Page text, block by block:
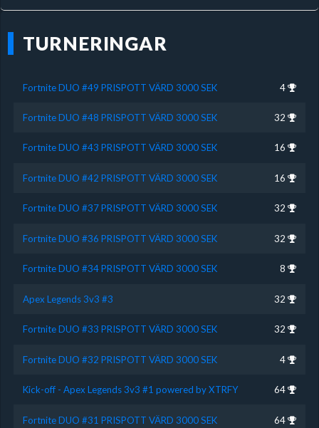
TURNERINGAR
Fortnite DUO #49 PRISPOTT VÄRD 3000 SEK 4
Fortnite DUO #48 PRISPOTT VÄRD 3000 SEK 32
Fortnite DUO #43 PRISPOTT VÄRD 3000 SEK 16
Fortnite DUO #42 PRISPOTT VÄRD 3000 SEK 16
Fortnite DUO #37 PRISPOTT VÄRD 3000 SEK 32
Fortnite DUO #36 PRISPOTT VÄRD 3000 SEK 32
Fortnite DUO #34 PRISPOTT VÄRD 3000 SEK 8
Apex Legends 3v3 #3 32
Fortnite DUO #33 PRISPOTT VÄRD 3000 SEK 32
Fortnite DUO #32 PRISPOTT VÄRD 3000 SEK 4
Kick-off - Apex Legends 3v3 #1 powered by XTRFY 64
Fortnite DUO #31 PRISPOTT VÄRD 3000 SEK 64